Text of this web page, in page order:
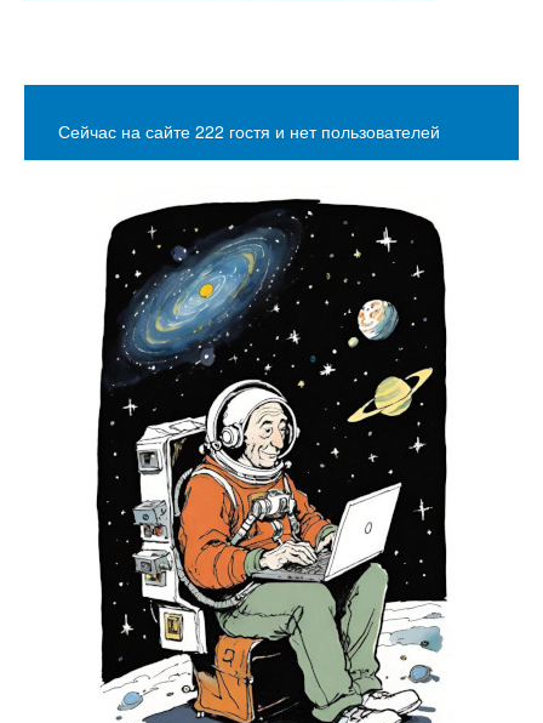
Сейчас на сайте 222 гостя и нет пользователей